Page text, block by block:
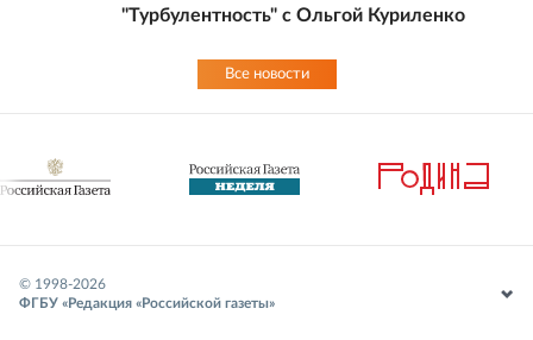
"Турбулентность" с Ольгой Куриленко
Все новости
© 1998-2026
ФГБУ «Редакция «Российской газеты»